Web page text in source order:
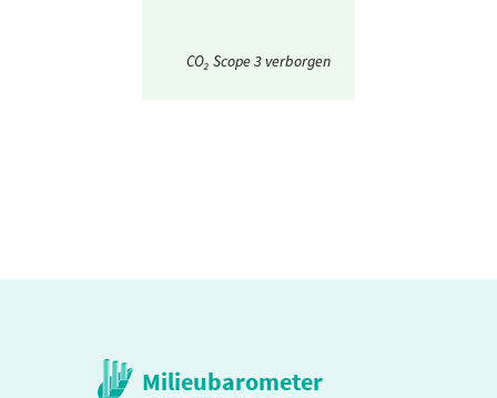
CO₂ Scope 3 verborgen
Milieubarometer